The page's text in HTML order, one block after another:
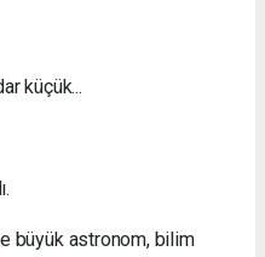
küçük...
büyük astronom, bilim